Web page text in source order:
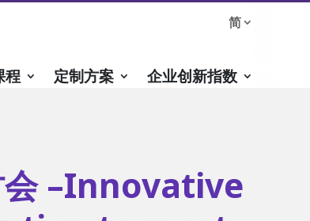
简
程 定制方案 企业创新指数
会 –Innovative